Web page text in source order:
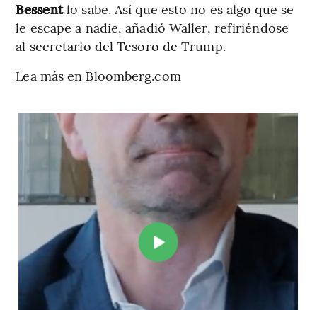
Bessentlo sabe. Así que esto no es algo que se
le escape a nadie, añadió Waller, refiriéndose
al secretario del Tesoro de Trump.
Lea más en Bloomberg.com